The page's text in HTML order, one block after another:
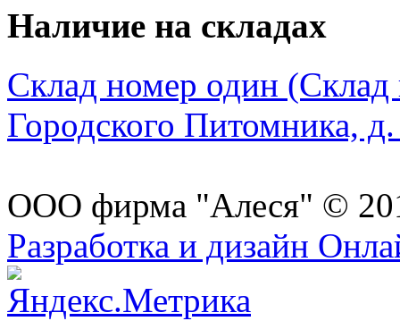
Наличие на складах
Склад номер один (Склад
Городского Питомника,
ООО фирма "Алеся" ©
Разработка и дизайн